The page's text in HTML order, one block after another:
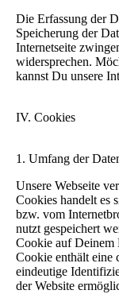
Die Erfassung der
Speicherung der
Internetseite
widersprechen.
kannst Du unsere
IV. Cookies
1. Umfang der
Unsere Webseite
Cookies handelt es
bzw. vom
nutzt gespeichert
Cookie auf Deinem
Cookie enthält eine
eindeutige
der Website